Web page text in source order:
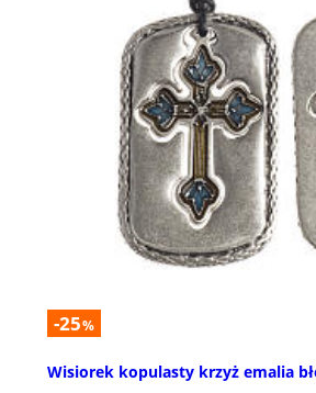
-25%
Wisiorek kopulasty krzyż emalia